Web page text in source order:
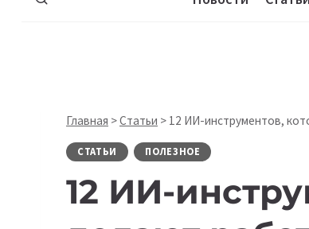
Главная >Статьи > 12 ИИ-инструментов,
СТАТЬИ ПОЛЕЗНОЕ
12 ИИ-